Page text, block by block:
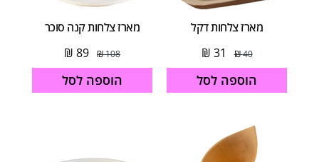
מארז צלחות דקל
40
₪
31
₪
הוספה לסל
מארז צלחות קנה סוכר
108
₪
89
₪
הוספה לסל